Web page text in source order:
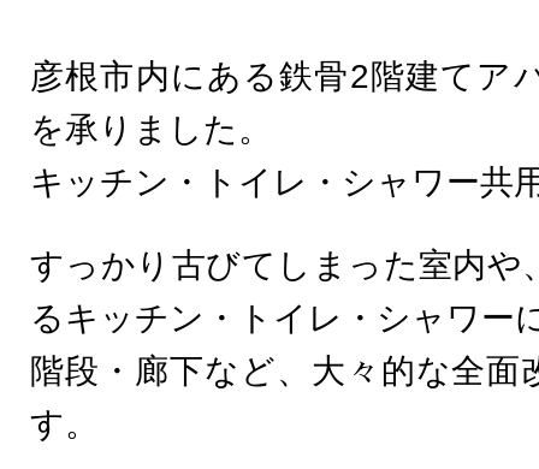
彦根市内にある鉄骨2階建てア
を承りました。
キッチン・トイレ・シャワー共
すっかり古びてしまった室内や
るキッチン・トイレ・シャワー
階段・廊下など、大々的な全面
す。